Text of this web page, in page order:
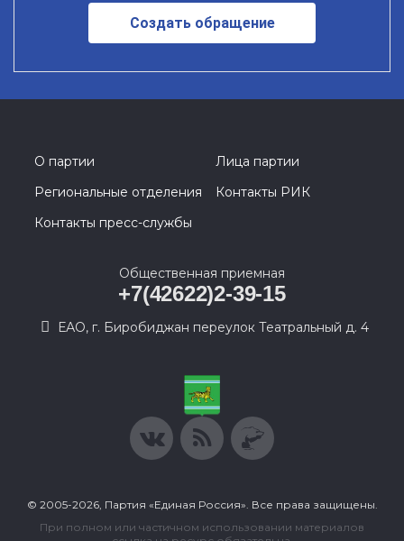
Создать обращение
О партии
Лица партии
Региональные отделения
Контакты РИК
Контакты пресс-службы
Общественная приемная
+7(42622)2-39-15
ЕАО, г. Биробиджан переулок Театральный д. 4
© 2005-2026, Партия «Единая Россия». Все права защищены.
При полном или частичном использовании материалов